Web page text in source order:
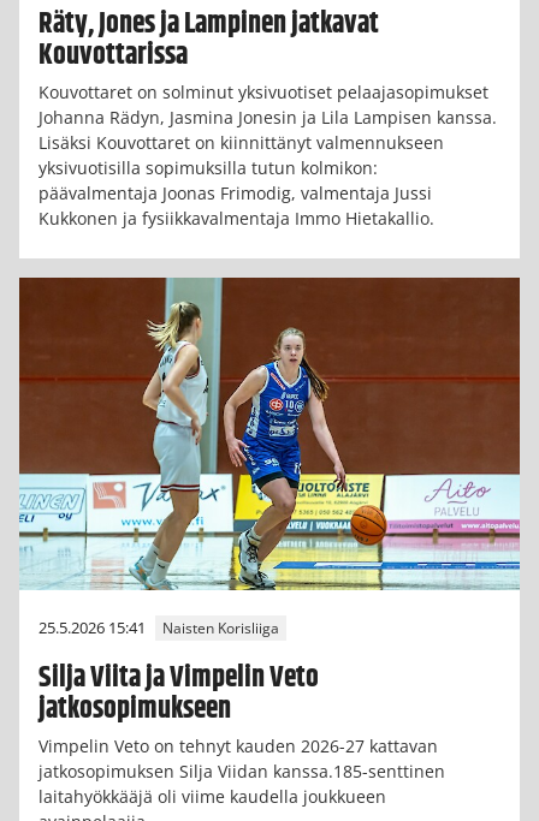
Räty, Jones ja Lampinen jatkavat
Kouvottarissa
Kouvottaret on solminut yksivuotiset pelaajasopimukset
Johanna Rädyn, Jasmina Jonesin ja Lila Lampisen kanssa.
Lisäksi Kouvottaret on kiinnittänyt valmennukseen
yksivuotisilla sopimuksilla tutun kolmikon:
päävalmentaja Joonas Frimodig, valmentaja Jussi
Kukkonen ja fysiikkavalmentaja Immo Hietakallio.
25.5.2026 15:41 Naisten Korisliiga
Silja Viita ja Vimpelin Veto
jatkosopimukseen
Vimpelin Veto on tehnyt kauden 2026-27 kattavan
jatkosopimuksen Silja Viidan kanssa.185-senttinen
laitahyökkääjä oli viime kaudella joukkueen